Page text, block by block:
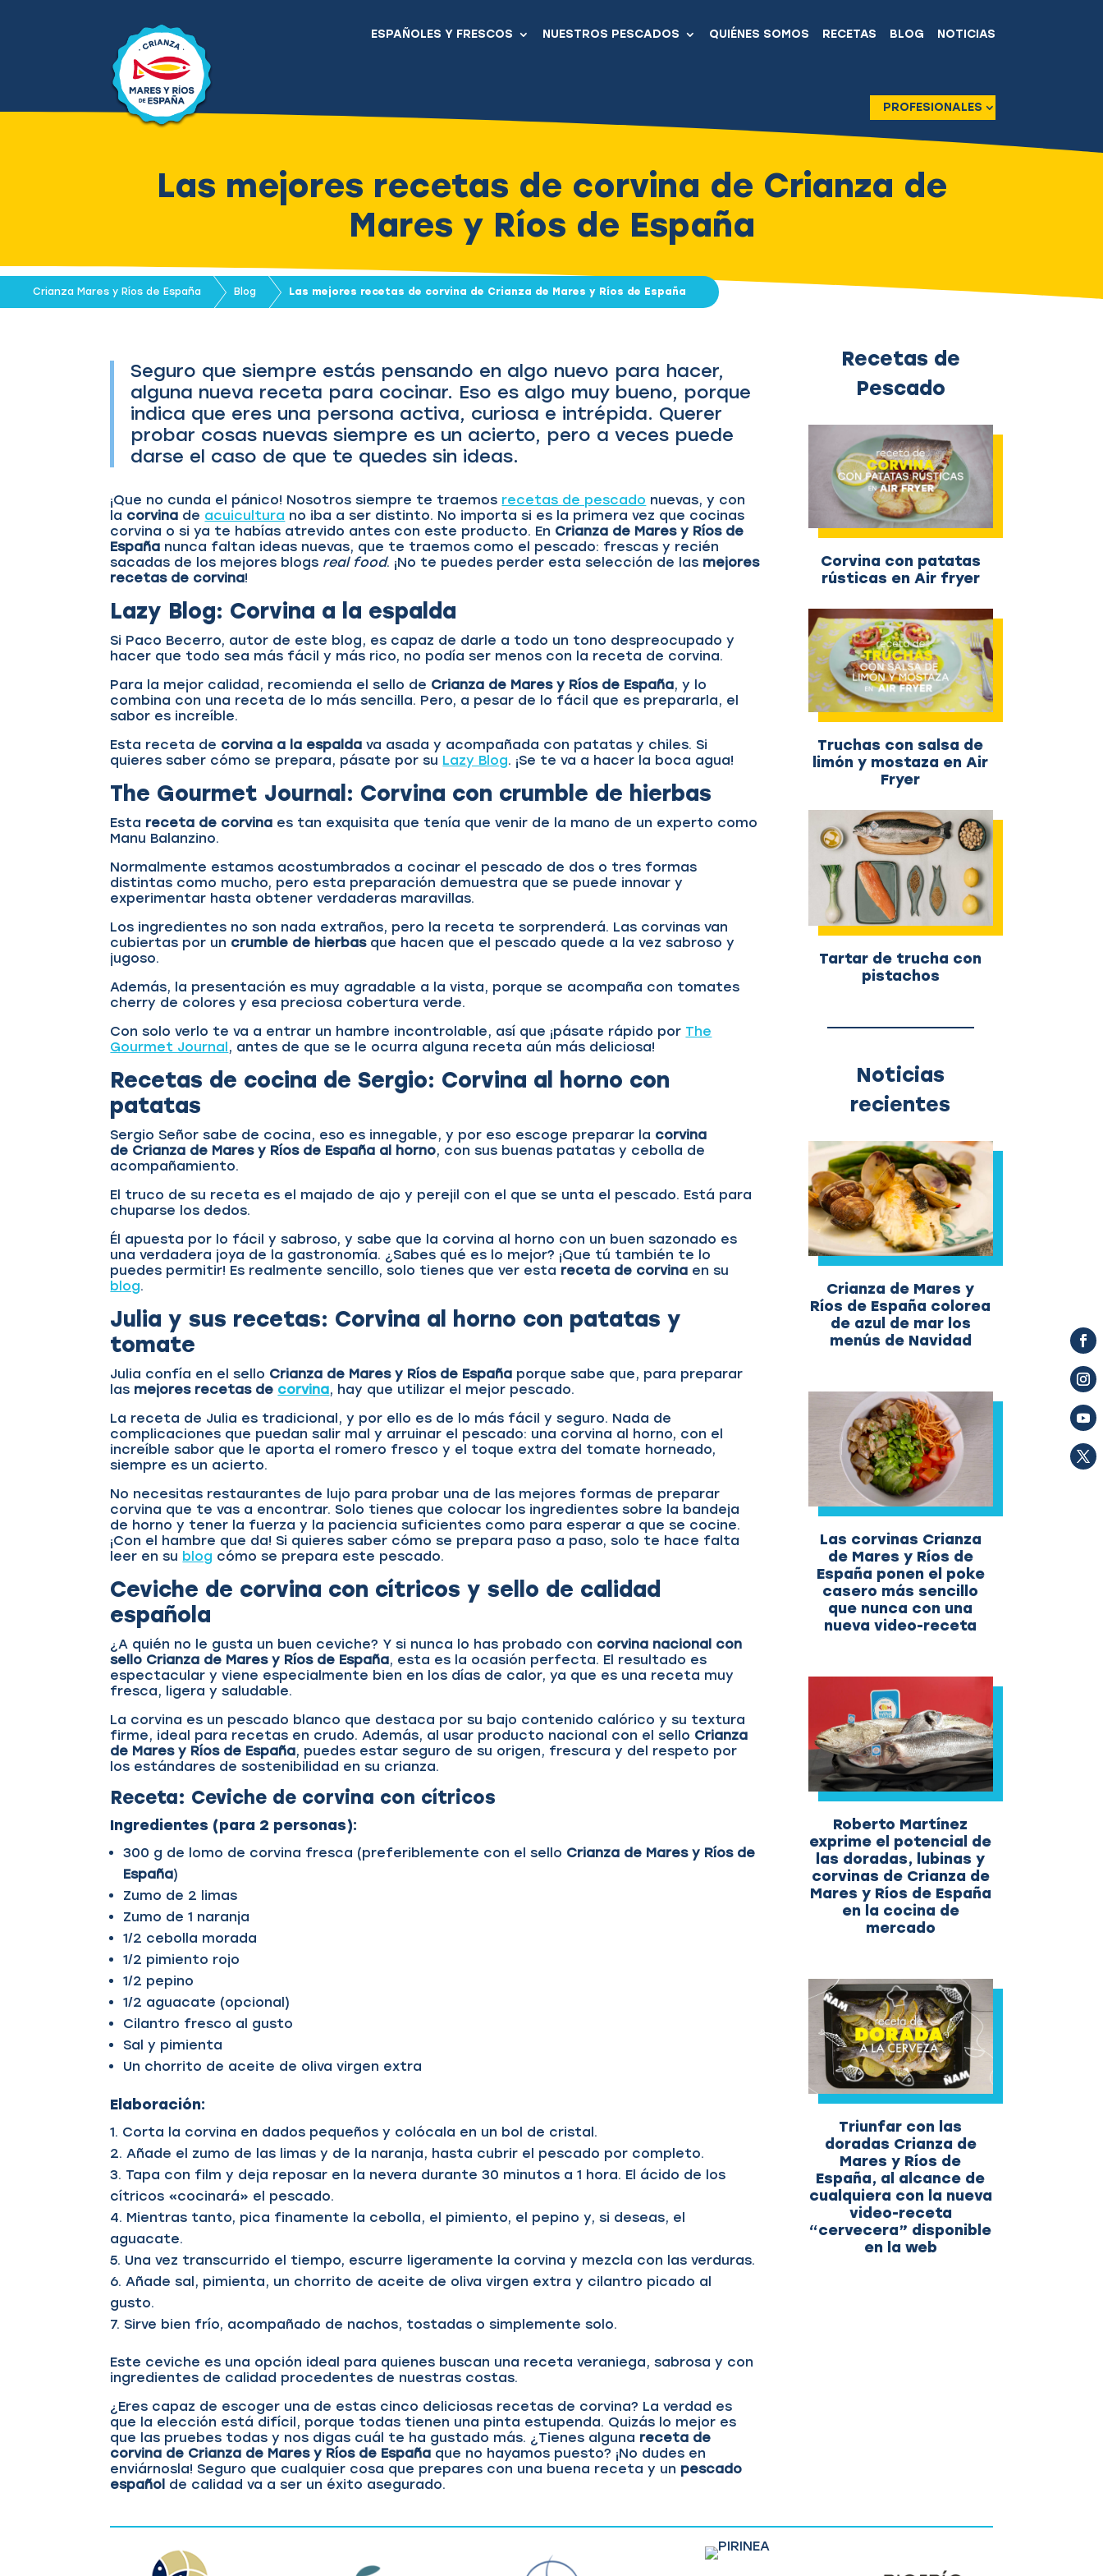
ESPAÑOLES Y FRESCOS NUESTROS PESCADOS QUIÉNES SOMOS RECETAS BLOG NOTICIAS
PROFESIONALES
Las mejores recetas de corvina de Crianza de
Mares y Ríos de España
Crianza Mares y Ríos de España Blog Las mejores recetas de corvina de Crianza de Mares y Ríos de España
Seguro que siempre estás pensando en algo nuevo para hacer,
alguna nueva receta para cocinar. Eso es algo muy bueno, porque
indica que eres una persona activa, curiosa e intrépida. Querer
probar cosas nuevas siempre es un acierto, pero a veces puede
darse el caso de que te quedes sin ideas.
¡Que no cunda el pánico! Nosotros siempre te traemos recetas de pescado nuevas, y con
la corvina de acuicultura no iba a ser distinto. No importa si es la primera vez que cocinas
corvina o si ya te habías atrevido antes con este producto. En Crianza de Mares y Ríos de
España nunca faltan ideas nuevas, que te traemos como el pescado: frescas y recién
sacadas de los mejores blogs real food. ¡No te puedes perder esta selección de las mejores
recetas de corvina!
Lazy Blog: Corvina a la espalda
Si Paco Becerro, autor de este blog, es capaz de darle a todo un tono despreocupado y
hacer que todo sea más fácil y más rico, no podía ser menos con la receta de corvina.
Para la mejor calidad, recomienda el sello de Crianza de Mares y Ríos de España, y lo
combina con una receta de lo más sencilla. Pero, a pesar de lo fácil que es prepararla, el
sabor es increíble.
Esta receta de corvina a la espalda va asada y acompañada con patatas y chiles. Si
quieres saber cómo se prepara, pásate por su Lazy Blog. ¡Se te va a hacer la boca agua!
The Gourmet Journal: Corvina con crumble de hierbas
Esta receta de corvina es tan exquisita que tenía que venir de la mano de un experto como
Manu Balanzino.
Normalmente estamos acostumbrados a cocinar el pescado de dos o tres formas
distintas como mucho, pero esta preparación demuestra que se puede innovar y
experimentar hasta obtener verdaderas maravillas.
Los ingredientes no son nada extraños, pero la receta te sorprenderá. Las corvinas van
cubiertas por un crumble de hierbasque hacen que el pescado quede a la vez sabroso y
jugoso.
Además, la presentación es muy agradable a la vista, porque se acompaña con tomates
cherry de colores y esa preciosa cobertura verde.
Con solo verlo te va a entrar un hambre incontrolable, así que ¡pásate rápido por The
Gourmet Journal, antes de que se le ocurra alguna receta aún más deliciosa!
Recetas de cocina de Sergio: Corvina al horno con
patatas
Sergio Señor sabe de cocina, eso es innegable, y por eso escoge preparar la corvina
de Crianza de Mares y Ríos de España al horno, con sus buenas patatas y cebolla de
acompañamiento.
El truco de su receta es el majado de ajo y perejil con el que se unta el pescado. Está para
chuparse los dedos.
Él apuesta por lo fácil y sabroso, y sabe que la corvina al horno con un buen sazonado es
una verdadera joya de la gastronomía. ¿Sabes qué es lo mejor? ¡Que tú también te lo
puedes permitir! Es realmente sencillo, solo tienes que ver esta receta de corvina en su
blog.
Julia y sus recetas: Corvina al horno con patatas y
tomate
Julia confía en el sello Crianza de Mares y Ríos de España porque sabe que, para preparar
las mejores recetas de corvina, hay que utilizar el mejor pescado.
La receta de Julia es tradicional, y por ello es de lo más fácil y seguro. Nada de
complicaciones que puedan salir mal y arruinar el pescado: una corvina al horno, con el
increíble sabor que le aporta el romero fresco y el toque extra del tomate horneado,
siempre es un acierto.
No necesitas restaurantes de lujo para probar una de las mejores formas de preparar
corvina que te vas a encontrar. Solo tienes que colocar los ingredientes sobre la bandeja
de horno y tener la fuerza y la paciencia suficientes como para esperar a que se cocine.
¡Con el hambre que da! Si quieres saber cómo se prepara paso a paso, solo te hace falta
leer en su blog cómo se prepara este pescado.
Ceviche de corvina con cítricos y sello de calidad
española
¿A quién no le gusta un buen ceviche? Y si nunca lo has probado con corvina nacional con
sello Crianza de Mares y Ríos de España, esta es la ocasión perfecta. El resultado es
espectacular y viene especialmente bien en los días de calor, ya que es una receta muy
fresca, ligera y saludable.
La corvina es un pescado blanco que destaca por su bajo contenido calórico y su textura
firme, ideal para recetas en crudo. Además, al usar producto nacional con el sello Crianza
de Mares y Ríos de España, puedes estar seguro de su origen, frescura y del respeto por
los estándares de sostenibilidad en su crianza.
Receta: Ceviche de corvina con cítricos
Ingredientes (para 2 personas):
300 g de lomo de corvina fresca (preferiblemente con el sello Crianza de Mares y Ríos de
España)
Zumo de 2 limas
Zumo de 1 naranja
1/2 cebolla morada
1/2 pimiento rojo
1/2 pepino
1/2 aguacate (opcional)
Cilantro fresco al gusto
Sal y pimienta
Un chorrito de aceite de oliva virgen extra
Elaboración:
Corta la corvina en dados pequeños y colócala en un bol de cristal.
Añade el zumo de las limas y de la naranja, hasta cubrir el pescado por completo.
Tapa con film y deja reposar en la nevera durante 30 minutos a 1 hora. El ácido de los
cítricos «cocinará» el pescado.
Mientras tanto, pica finamente la cebolla, el pimiento, el pepino y, si deseas, el
aguacate.
Una vez transcurrido el tiempo, escurre ligeramente la corvina y mezcla con las verduras.
Añade sal, pimienta, un chorrito de aceite de oliva virgen extra y cilantro picado al
gusto.
Sirve bien frío, acompañado de nachos, tostadas o simplemente solo.
Este ceviche es una opción ideal para quienes buscan una receta veraniega, sabrosa y con
ingredientes de calidad procedentes de nuestras costas.
¿Eres capaz de escoger una de estas cinco deliciosas recetas de corvina? La verdad es
que la elección está difícil, porque todas tienen una pinta estupenda. Quizás lo mejor es
que las pruebes todas y nos digas cuál te ha gustado más. ¿Tienes alguna receta de
corvina de Crianza de Mares y Ríos de España que no hayamos puesto? ¡No dudes en
enviárnosla! Seguro que cualquier cosa que prepares con una buena receta y un pescado
español de calidad va a ser un éxito asegurado.
Recetas de
Pescado
Corvina con patatas
rústicas en Air fryer
Truchas con salsa de
limón y mostaza en Air
Fryer
Tartar de trucha con
pistachos
Noticias
recientes
Crianza de Mares y
Ríos de España colorea
de azul de mar los
menús de Navidad
Las corvinas Crianza
de Mares y Ríos de
España ponen el poke
casero más sencillo
que nunca con una
nueva video-receta
Roberto Martínez
exprime el potencial de
las doradas, lubinas y
corvinas de Crianza de
Mares y Ríos de España
en la cocina de
mercado
Triunfar con las
doradas Crianza de
Mares y Ríos de
España, al alcance de
cualquiera con la nueva
video-receta
“cervecera” disponible
en la web